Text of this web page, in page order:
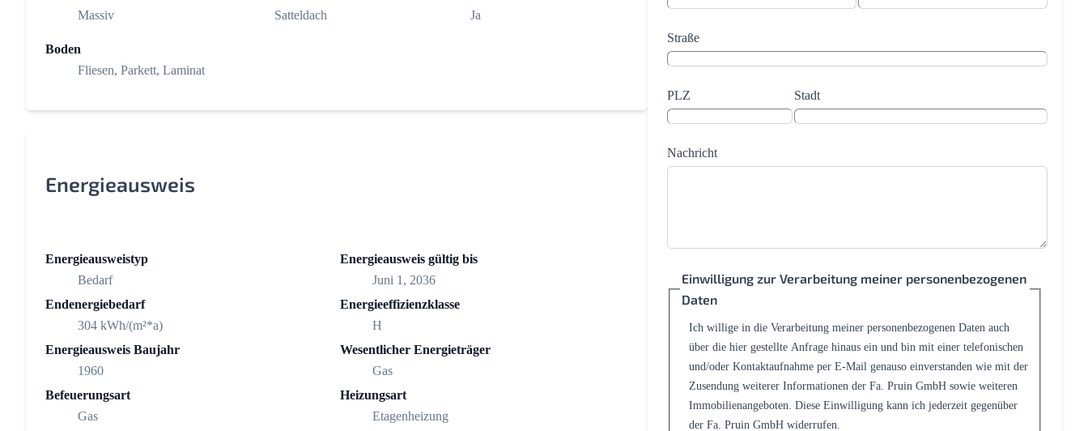
Massiv
Satteldach
Ja
Boden
Fliesen, Parkett, Laminat
Energieausweis
Energieausweistyp
Bedarf
Energieausweis gültig bis
Juni 1, 2036
Endenergiebedarf
304 kWh/(m²*a)
Energieeffizienzklasse
H
Energieausweis Baujahr
1960
Wesentlicher Energieträger
Gas
Befeuerungsart
Gas
Heizungsart
Etagenheizung
Straße
PLZ Stadt
Nachricht
Einwilligung zur Verarbeitung meiner personenbezogenen
Daten
Ich willige in die Verarbeitung meiner personenbezogenen Daten auch
über die hier gestellte Anfrage hinaus ein und bin mit einer telefonischen
und/oder Kontaktaufnahme per E-Mail genauso einverstanden wie mit der
Zusendung weiterer Informationen der Fa. Pruin GmbH sowie weiteren
Immobilienangeboten. Diese Einwilligung kann ich jederzeit gegenüber
der Fa. Pruin GmbH widerrufen.